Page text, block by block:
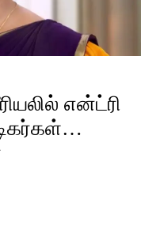
என்ட்ரி